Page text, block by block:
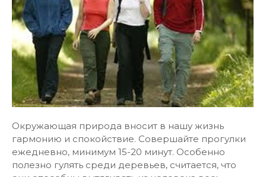
Окружающая природа вносит в нашу жизнь
гармонию и спокойствие. Совершайте прогулки
ежедневно, минимум 15-20 минут. Особенно
полезно гулять среди деревьев, считается, что